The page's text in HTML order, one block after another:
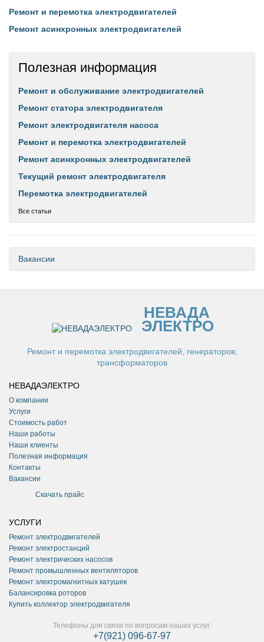
Ремонт и перемотка электродвигателей
Ремонт асинхронных электродвигателей
Полезная информация
Ремонт и обслуживание электродвигателей
Ремонт статора электродвигателя
Ремонт электродвигателя насоса
Ремонт и перемотка электродвигателей
Ремонт асинхронных электродвигателей
Текущий ремонт электродвигателя
Перемотка электродвигателей
Все статьи
Вакансии
НЕВАДА
ЭЛЕКТРО
Ремонт и перемотка электродвигателей, генераторов,
трансформаторов
НЕВАДАЭЛЕКТРО
О компании
Услуги
Стоимость работ
Наши работы
Наши клиенты
Полезная информация
Контакты
Вакансии
Скачать прайс
УСЛУГИ
Ремонт электродвигателей
Ремонт электростанций
Ремонт электрических насосов
Ремонт промышленных вентиляторов
Ремонт электромагнитных катушек
Балансировка роторов
Купить коллектор электродвигателя
Телефоны для связи по вопросам наших услуг:
+7(921) 096-67-97